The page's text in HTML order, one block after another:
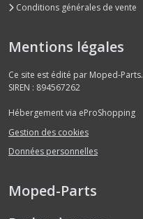
Conditions générales de vente
Mentions légales
Ce site est édité par Moped-Parts.
SIREN : 894567262
Hébergement via eProShopping
Gestion des cookies
Données personnelles
Moped-Parts